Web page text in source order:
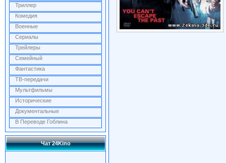
Триллер
Комедия
Военные
Сериалы
Трейлеры
Семейный
Фантастика
ТВ-передачи
Мультфильмы
Исторические
Документальные
В Переводе Гоблина
Чат 24Kino